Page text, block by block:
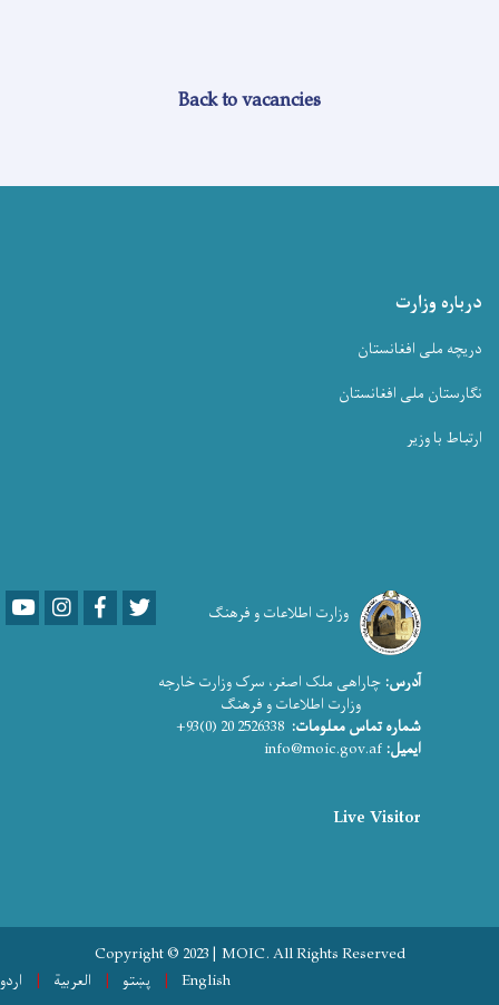
Back to vacancies
درباره وزارت
دریچه ملی افغانستان
نگارستان ملی افغانستان
ارتباط با وزیر
وزارت اطلاعات و فرهنگ YoutubeLinkedInFacebook
آدرس: چاراهی ملک اصغر، سرک وزارت خارجه
وزارت اطلاعات و فرهنگ
شماره تماس معلومات:
ایمیل:
Live Visitor
Copyright © 2023 | MOIC. All Rights Reserved
English
پښتو العربية اردو